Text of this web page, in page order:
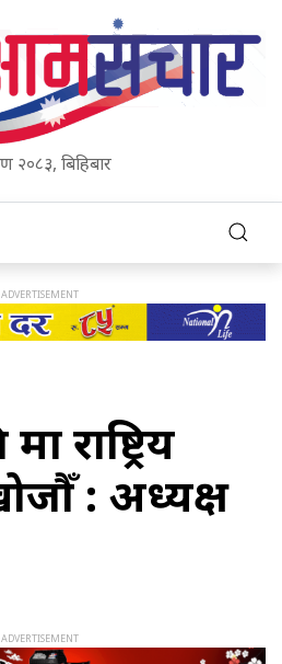
२०८३, बिहिबार
राष्ट्रिय
: अध्यक्ष